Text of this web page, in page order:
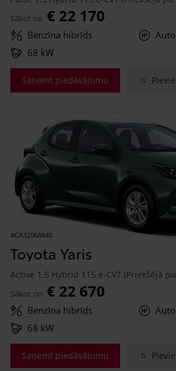
Sākot no € 22 170
Benzīna hibrīds
68 kW
Saņemt piedāvājumu
#CA32068840
Toyota Yaris
Active 1.5 Hybrid 115 e-CVT (Priekšējā
Sākot no € 22 670
Benzīna hibrīds
68 kW
Saņemt piedāvājumu